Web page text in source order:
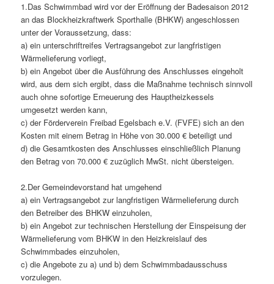
1.Das Schwimmbad wird vor der Eröffnung der Badesaison 2012
an das Blockheizkraftwerk Sporthalle (BHKW) angeschlossen
unter der Voraussetzung, dass:
a) ein unterschriftreifes Vertragsangebot zur langfristigen
Wärmelieferung vorliegt,
b) ein Angebot über die Ausführung des Anschlusses eingeholt
wird, aus dem sich ergibt, dass die Maßnahme technisch sinnvoll
auch ohne sofortige Erneuerung des Hauptheizkessels
umgesetzt werden kann,
c) der Förderverein Freibad Egelsbach e.V. (FVFE) sich an den
Kosten mit einem Betrag in Höhe von 30.000 € beteiligt und
d) die Gesamtkosten des Anschlusses einschließlich Planung
den Betrag von 70.000 € zuzüglich MwSt. nicht übersteigen.
2.Der Gemeindevorstand hat umgehend
a) ein Vertragsangebot zur langfristigen Wärmelieferung durch
den Betreiber des BHKW einzuholen,
b) ein Angebot zur technischen Herstellung der Einspeisung der
Wärmelieferung vom BHKW in den Heizkreislauf des
Schwimmbades einzuholen,
c) die Angebote zu a) und b) dem Schwimmbadausschuss
vorzulegen.